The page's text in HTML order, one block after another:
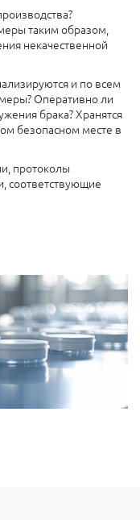
таким образом,
некачественной
и по всем
Оперативно ли
брака? Хранятся
безопасном месте в
протоколы
соответствующие